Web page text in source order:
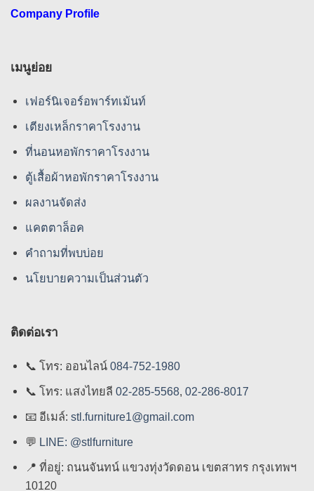
Company Profile
เมนูย่อย
เฟอร์นิเจอร์อพาร์ทเม้นท์
เตียงเหล็กราคาโรงงาน
ที่นอนหอพักราคาโรงงาน
ตู้เสื้อผ้าหอพักราคาโรงงาน
ผลงานจัดส่ง
แคตตาล็อค
คําถามที่พบบ่อย
นโยบายความเป็นส่วนตัว
ติดต่อเรา
📞โทร: ออนไลน์084-752-1980
📞โทร: แสงไทยลี 02-285-5568,02-286-8017
📧 อีเมล์:stl.furniture1@gmail.com
💬 LINE: @stlfurniture
📍 ที่อยู่: ถนนจันทน์ แขวงทุ่งวัดดอน เขตสาทร กรุงเทพฯ
10120